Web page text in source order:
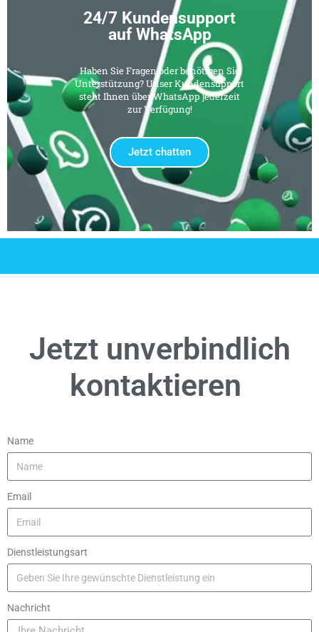
24/7 Kundensupport
auf WhatsApp
Haben Sie Fragen oder benötigen Sie
Unterstützung? Unser Kundensupport
steht Ihnen über WhatsApp jederzeit
zur Verfügung!
Jetzt chatten
Jetzt unverbindlich
kontaktieren
Name
Email
Dienstleistungsart
Nachricht